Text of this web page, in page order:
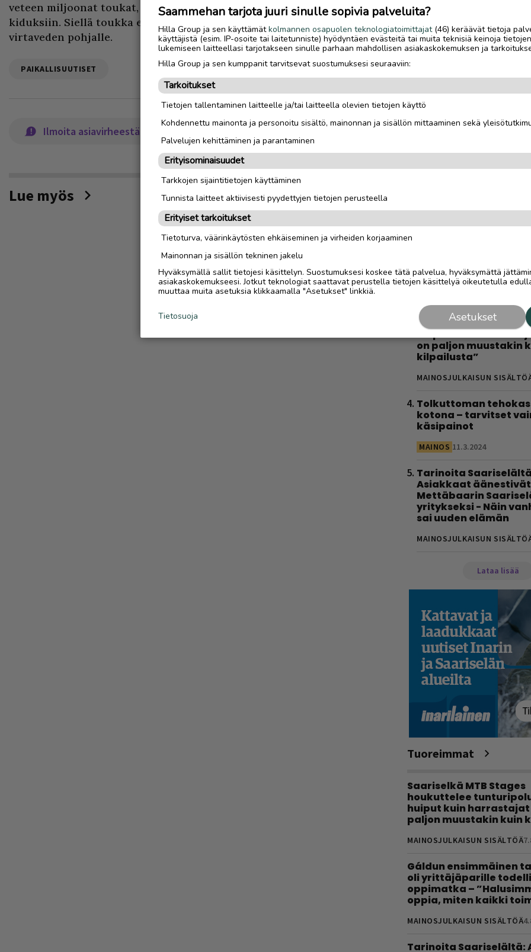
veteen miljoonat toukat, jotka kiinnittyvät taimenen tai lohen
kiduksiin. Siellä toukka elää noin vuoden verran, kunnes pudottautuu
virtaveden pohjalle.
PAIKALLISUUTISET
Ilmoita asiavirheestä
Lue myös
Luetuimmat
Saariselälle – viisi
löytyy varmasti
MAINOSJULKAISUN
Saariselkä MTB Stages
houkuttelee
huiput kuin
on paljon muustakin
kilpailusta”
MAINOSJULKAISUN
Tolkuttoman
kotona – tarvitset
käsipainot
MAINOS 11.3.2024
Tarinoita
Asiakkaat äänestivät
Mettäbaarin
yritykseksi - Näin
sai uuden elämän
MAINOSJULKAISUN
Lataa lisää
Tuoreimmat
Saariselkä MTB Stages
houkuttelee
huiput kuin harrastajat
paljon muustakin kuin
MAINOSJULKAISUN SISÄLTÖÄ
Gáldun ensimmäinen
oli yrittäjäparille
oppimatka –
oppia, miten kaikki
MAINOSJULKAISUN SISÄLTÖÄ
Tarinoita Saariselältä:
Saammehan tarjota juuri sinulle sopivia palveluita?
Hilla Group ja sen käyttämätkolmannen osapuolen teknologiatoimittajat(46) keräävät tietoja
käyttäjistä (esim. IP-osoite tai laitetunniste) hyödyntäen evästeitä tai muita teknisiä keinoja
lukemiseen laitteellasi tarjotakseen sinulle parhaan mahdollisen asiakaskokemuksen ja
Hilla Group ja sen kumppanit tarvitsevat suostumuksesi seuraaviin:
Tarkoitukset
Tietojen tallentaminen laitteelle ja/tai laitteella olevien tietojen käyttö
Kohdennettu mainonta ja personoitu sisältö, mainonnan ja sisällön mittaaminen sekä
Palvelujen kehittäminen ja parantaminen
Erityisominaisuudet
Tarkkojen sijaintitietojen käyttäminen
Tunnista laitteet aktiivisesti pyydettyjen tietojen perusteella
Erityiset tarkoitukset
Tietoturva, väärinkäytösten ehkäiseminen ja virheiden korjaaminen
Mainonnan ja sisällön tekninen jakelu
Hyväksymällä sallit tietojesi käsittelyn. Suostumuksesi koskee tätä palvelua, hyväksymättä
asiakaskokemukseesi. Jotkut teknologiat saattavat perustella tietojen käsittelyä oikeutetulla
muuttaa muita asetuksia klikkaamalla "Asetukset" linkkiä.
Asetukset
Tietosuoja